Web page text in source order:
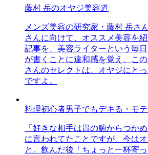
藤村 岳のオヤジ美容道
メンズ美容の研究家・藤村 岳さ
さんに向けて、オススメ美容を
記事を、美容ライターという毎
が書くことに違和感を覚え、こ
さんのセレクトは、オヤジにと
ですよ。
料理初心者男子でもデキる・モ
「好きな相手は胃の腑からつか
に言われてたことですが、今は
と。飲んだ後「ちょっと一杯寄